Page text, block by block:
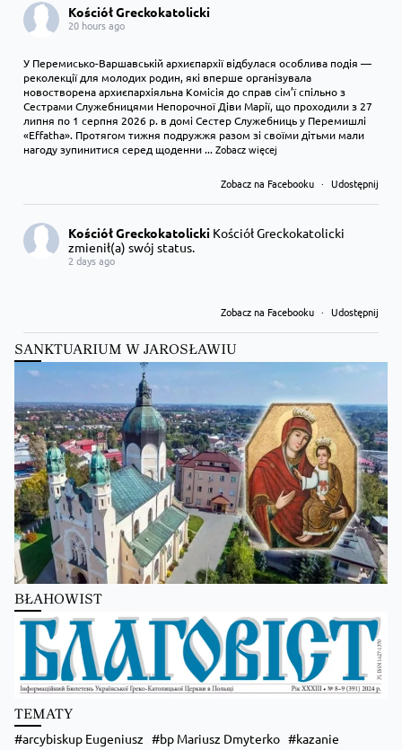
Kościół Greckokatolicki
20 hours ago
У Перемисько-Варшавській архиєпархії відбулася особлива подія —
реколекції для молодих родин, які вперше організувала
новостворена архиєпархіяльна Комісія до справ сім’ї спільно з
Сестрами Служебницями Непорочної Діви Марії, що проходили з 27
липня по 1 серпня 2026 р. в домі Сестер Служебниць у Перемишлі
«Effatha». Протягом тижня подружжя разом зі своїми дітьми мали
нагоду зупинитися серед щоденни...Zobacz więcej
Zobacz na Facebooku · Udostępnij
Kościół Greckokatolicki Kościół Greckokatolicki
zmienił(a) swój status.
2 days ago
Zobacz na Facebooku · Udostępnij
Kościół GreckokatolickiKościół Greckokatolicki
zmienił(a) swój status.
Zobacz na Facebooku · Udostępnij
SANKTUARIUM W JAROSŁAWIU
BŁAHOWIST
TEMATY
arcybiskup Eugeniusz bp Mariusz Dmyterko
kazanie